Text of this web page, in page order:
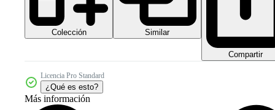
Colección Similar
Compartir
Licencia Pro Standard
¿Qué es esto?
Más información